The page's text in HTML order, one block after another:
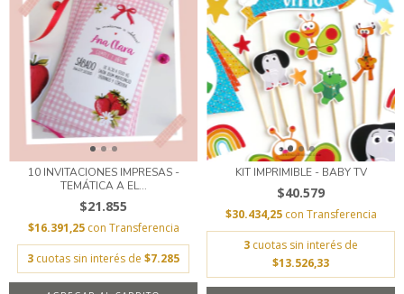
10 INVITACIONES IMPRESAS -
TEMÁTICA A EL...
$21.855
$16.391,25 con Transferencia
3 cuotas sin interés de $7.285
KIT IMPRIMIBLE - BABY TV
$40.579
$30.434,25 con Transferencia
3 cuotas sin interés de
$13.526,33